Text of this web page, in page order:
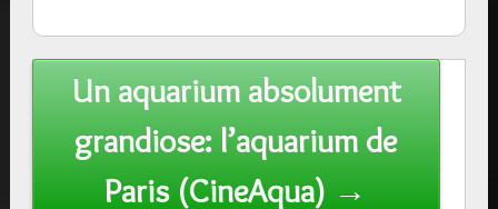
Post
navigation
Un aquarium absolument
grandiose: l’aquarium de
Paris (CineAqua) →